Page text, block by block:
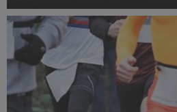
przypomnienie nam wszystkim, ż...